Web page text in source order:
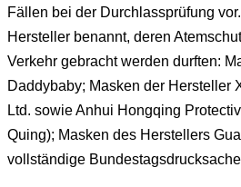
Fällen bei der Durchlassprüfung
Hersteller benannt, deren
Verkehr gebracht werden durften:
Daddybaby; Masken der Hersteller
Ltd. sowie Anhui Hongqing
Quing); Masken des Herstellers
vollständige